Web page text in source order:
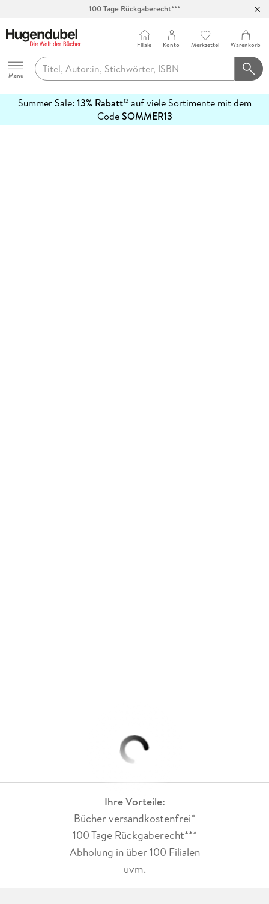
100 Tage Rückgaberecht***
Hugendubel
Menu
Filiale Konto Merkzettel Warenkorb
Summer Sale: 13% Rabatt12auf viele Sortimente mit dem
CodeSOMMER13
erfahren
Ihre Vorteile:
Bücher versandkostenfrei*
100 Tage Rückgaberecht***
Abholung in über 100 Filialen
uvm.